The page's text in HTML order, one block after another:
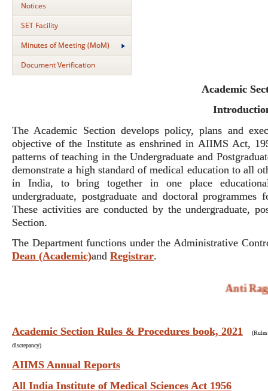
Notices
SET Facility
Minutes of Meeting (MoM)
Document Verification
Academic
The Academic Section develops policy, plans and
objective of the Institute as enshrined in AIIMS Act,
patterns of teaching in the Undergraduate and
demonstrate a high standard of medical education to all
in India, to bring together in one place
undergraduate, postgraduate and doctoral
These activities are conducted by the undergraduate,
Section.
The Department functions under the Administrative
Dean (Academic)and Registrar.
Anti
Academic Section Rules & Procedures book, 2021
discrepancy)
AIIMS Annual Reports
All India Institute of Medical Sciences Act 1956